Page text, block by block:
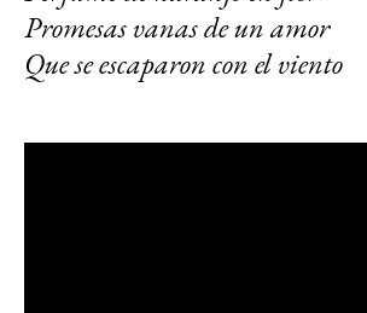
Promesas vanas de un amor
Que se escaparon con el viento